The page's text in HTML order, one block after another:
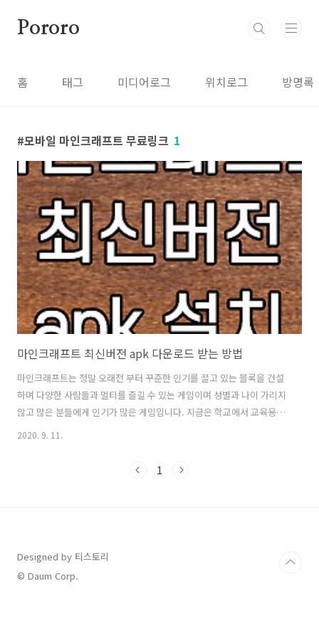
Pororo
홈 태그 미디어로그 위치로그 방명록
모바일 마인크래프트 무료링크 1
마인크래프트 최신버전 apk 다운로드 받는 방법
마인크래프트는 정말 오래전 부터 꾸준한 인기를 끌고 있는 블록을 건설
하며 다양한 사람들과 멀티를 즐길 수 있는 게임이며 성별과 나이 가리지
않고 많은 분들에게 인기가 많은 게임입니다. 지금은 학교에서 교육용으
로 마인크래프트를 사용할 정도로 단순 게임이 아닌 교육으로도 인정받
계속 꾸준한 인기를 끌고 있지 않나 생각합니다. 마크를 안해본 사람은
2020. 9. 11.
1
Designed by 티스토리
© Daum Corp.